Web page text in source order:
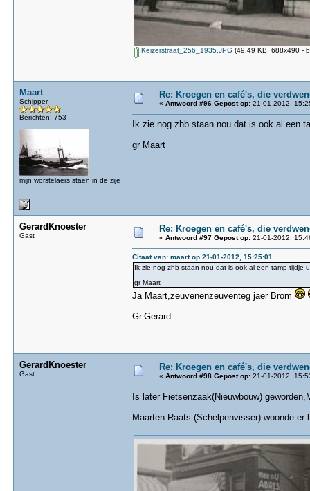
Keizerstraat_256_1935.JPG (49.49 KB, 688x490 -
Maart
Schipper
Berichten: 753
mijn worstelaers staen in de zije
Re: Kroegen en café's, die
« Antwoord #96 Gepost op: 21-01-2012,
Ik zie nog zhb staan nou dat is ook al een
gr Maart
GerardKnoester
Gast
Re: Kroegen en café's, die
« Antwoord #97 Gepost op: 21-01-2012,
Citaat van: maart op 21-01-2012, 15:25:01
Ik zie nog zhb staan nou dat is ook al een tamp tijdje
gr Maart
Ja Maart,zeuvenenzeuventeg jaer Brom
Gr.Gerard
GerardKnoester
Gast
Re: Kroegen en café's, die
« Antwoord #98 Gepost op: 21-01-2012,
Is later Fietsenzaak(Nieuwbouw)
Maarten Raats (Schelpenvisser) woonde er